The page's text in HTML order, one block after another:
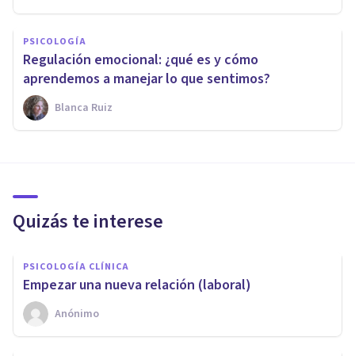
PSICOLOGÍA
Regulación emocional: ¿qué es y cómo
aprendemos a manejar lo que sentimos?
Blanca Ruiz
Quizás te interese
PSICOLOGÍA CLÍNICA
Empezar una nueva relación (laboral)
Anónimo